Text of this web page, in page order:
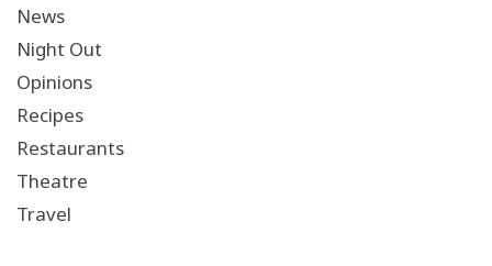
News
Night Out
Opinions
Recipes
Restaurants
Theatre
Travel